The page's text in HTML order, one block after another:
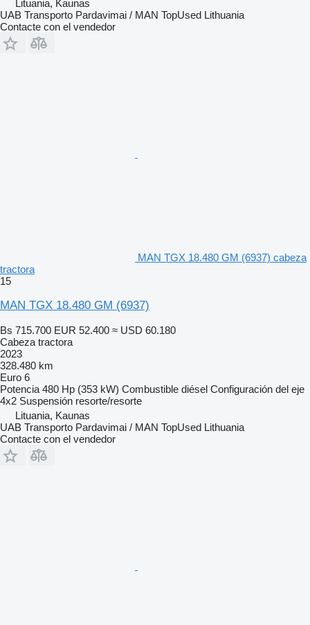
Lituania, Kaunas
UAB Transporto Pardavimai / MAN TopUsed Lithuania
Contacte con el vendedor
MAN TGX 18.480 GM (6937) cabeza
tractora
15
MAN TGX 18.480 GM (6937)
Bs 715.700 EUR 52.400 ≈ USD 60.180
Cabeza tractora
2023
328.480 km
Euro 6
Potencia 480 Hp (353 kW) Combustible diésel Configuración del eje
4x2 Suspensión resorte/resorte
Lituania, Kaunas
UAB Transporto Pardavimai / MAN TopUsed Lithuania
Contacte con el vendedor